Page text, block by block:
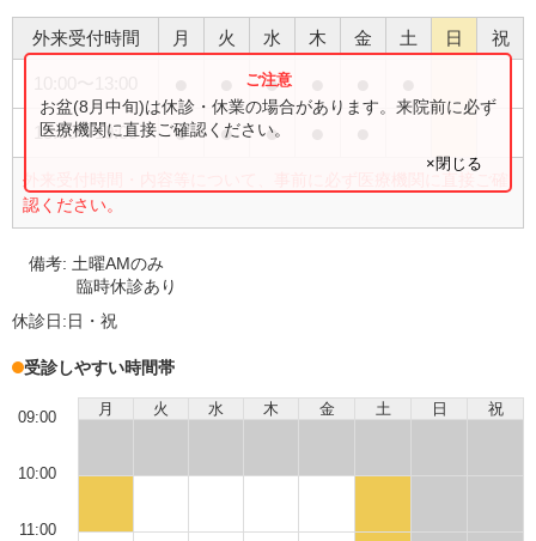
外来受付時間 月 火 水 木 金 土 日 祝
●
15:00〜19:00 ● ● ●
外来受付時間・内容等について、事前に必ず医療機関に直接ご確
認ください。
お盆(8月中旬)は休診・休業の場合があります。来院前に必ず
医療機関に直接ご確認ください。
×閉じる
備考: 土曜AMのみ
臨時休診あり
休診日:日・祝
受診しやすい時間帯
月 火 水 木 金 土 日 祝
09:00
10:00
11:00